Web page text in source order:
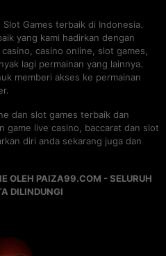
Games terbaik di Indonesia.
yang kami hadirkan dengan
casino online, slot games,
lagi permainan yang lainnya.
memberi akses ke permainan
dan slot games terbaik dan
game live casino, baccarat dan slot
diri anda sekarang juga dan
OLEH PAIZA99.COM - SELURUH
DILINDUNGI